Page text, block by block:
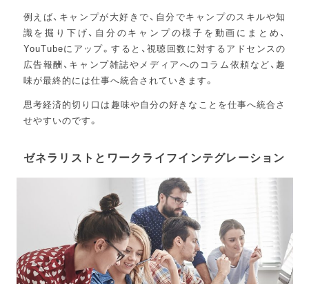
例えば、キャンプが大好きで、自分でキャンプのスキルや知
識を掘り下げ、自分のキャンプの様子を動画にまとめ、
YouTubeにアップ。すると、視聴回数に対するアドセンスの
広告報酬、キャンプ雑誌やメディアへのコラム依頼など、趣
味が最終的には仕事へ統合されていきます。
思考経済的切り口は趣味や自分の好きなことを仕事へ統合さ
せやすいのです。
ゼネラリストとワークライフインテグレーション